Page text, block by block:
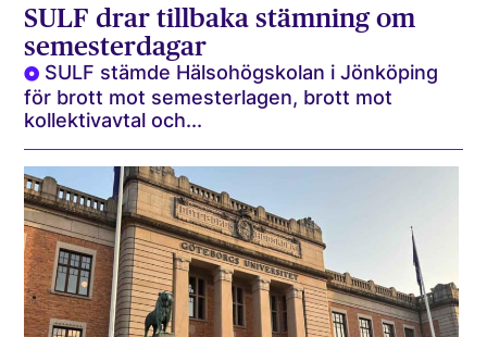
SULF drar tillbaka stämning om
semesterdagar
SULF stämde Hälsohögskolan i Jönköping
för brott mot semesterlagen, brott mot
kollektivavtal och...